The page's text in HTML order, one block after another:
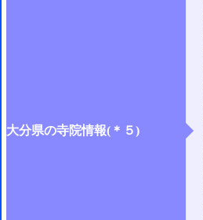
大分県の寺院情報(＊５)